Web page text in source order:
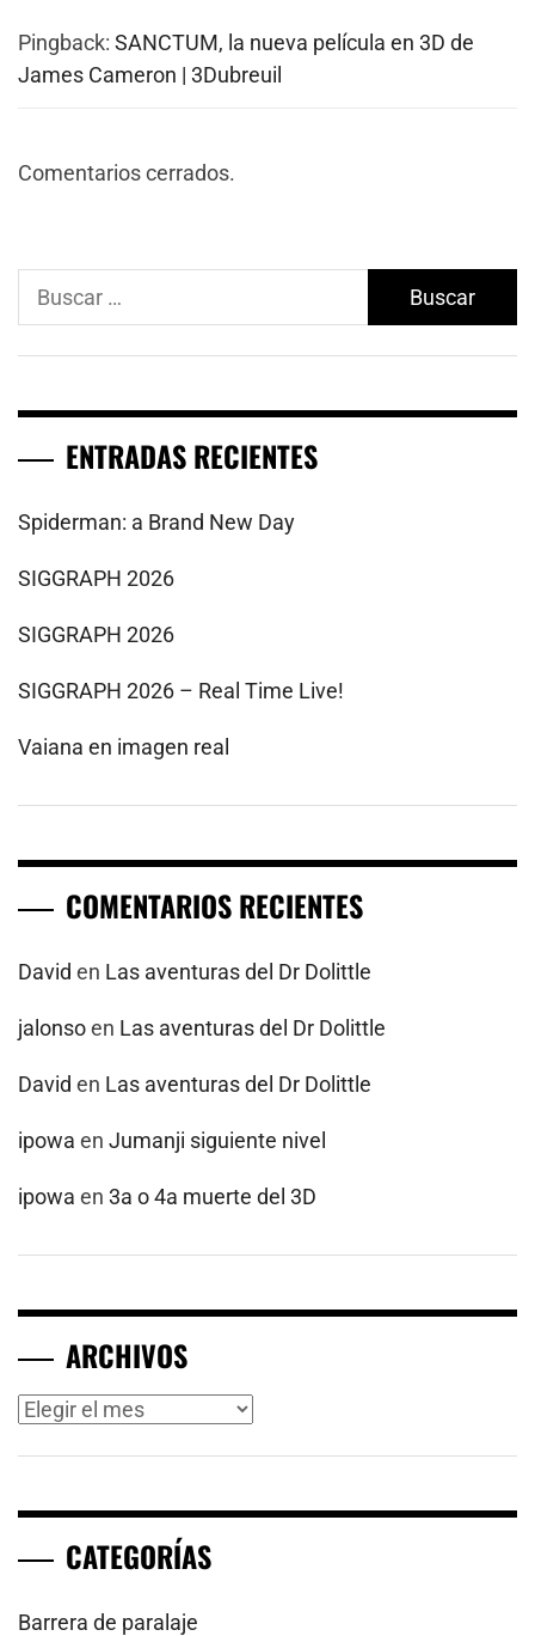
Pingback: SANCTUM, la nueva película en 3D de
James Cameron | 3Dubreuil
Comentarios cerrados.
Buscar:
ENTRADAS RECIENTES
Spiderman: a Brand New Day
SIGGRAPH 2026
SIGGRAPH 2026
SIGGRAPH 2026 – Real Time Live!
Vaiana en imagen real
COMENTARIOS RECIENTES
David en Las aventuras del Dr Dolittle
jalonsoen Las aventuras del Dr Dolittle
David en Las aventuras del Dr Dolittle
ipowa en Jumanji siguiente nivel
ipowa en 3a o 4a muerte del 3D
ARCHIVOS
Archivos
CATEGORÍAS
Barrera de paralaje